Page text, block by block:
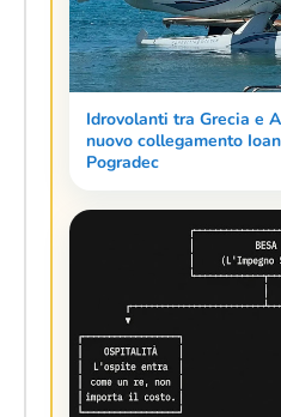
Idrovolanti tra Grecia e
nuovo collegamento
Pogradec